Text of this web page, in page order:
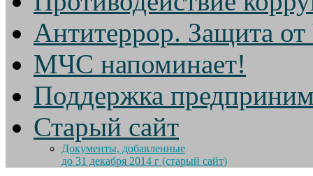
Антитеррор. Защита
МЧС напоминает!
Поддержка
Старый сайт
Документы, добавленные
до 31 декабря 2014 г (старый сайт)